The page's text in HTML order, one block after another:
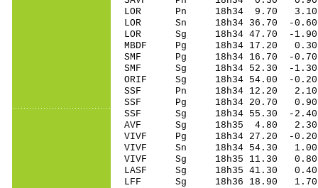
LOR Pn 18h34
LOR Sn 18h34
LOR Sg 18h34 47.70 -
MBDF Pg 18h34
SMF Pg 18h34
SMF Sg 18h34 52.30 -
ORIF Sg 18h34 54.00 -
SSF Pn 18h34
SSF Pg 18h34
SSF Sg 18h34 55.30 -
AVF Sg 18h35 4.80 2.30
VIVF Pg 18h34
VIVF Sn 18h34
VIVF Sg 18h35 11.30 0.80
LASF Sg 18h35 41.30
LFF Sg 18h36 18.90